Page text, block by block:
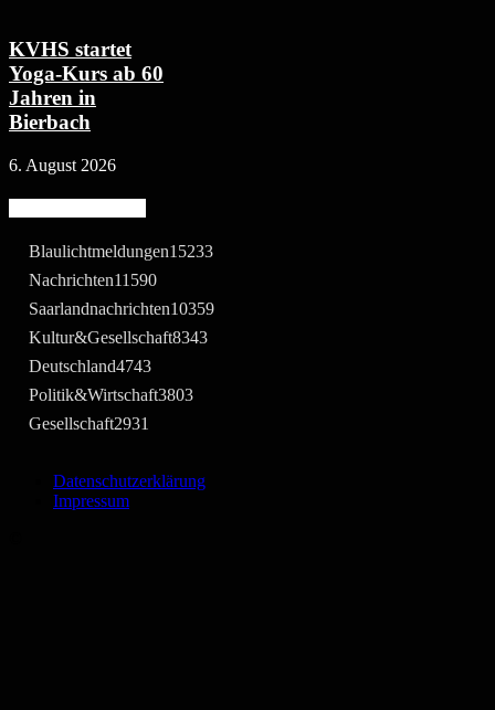
KVHS startet
Yoga-Kurs ab 60
Jahren in
Bierbach
6. August 2026
Blaulichtmeldungen15233
Nachrichten11590
Saarlandnachrichten10359
Kultur&Gesellschaft8343
Deutschland4743
Politik&Wirtschaft3803
Gesellschaft2931
Datenschutzerklärung
Impressum